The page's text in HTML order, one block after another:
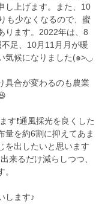
し上げます。また、10
も少なくなるので、蜜
ります。2022年は、8
足、10月11月月が暖
気候になりました(๑>◡
具合が変わるのも農業
す❗️通風採光を良くした
量を約6割に抑えてあま
を出したいと思います
来るだけ減らしつつ、
します♪